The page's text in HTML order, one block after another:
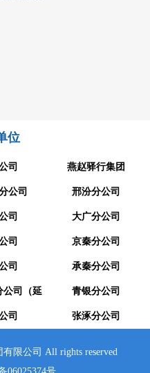
位
司 燕赵驿行集团
公司 邢汾分公司
司 大广分公司
司 京秦分公司
司 承秦分公司
公司（延
）
青银分公司
司 张涿分公司
限公司 All rights reserved